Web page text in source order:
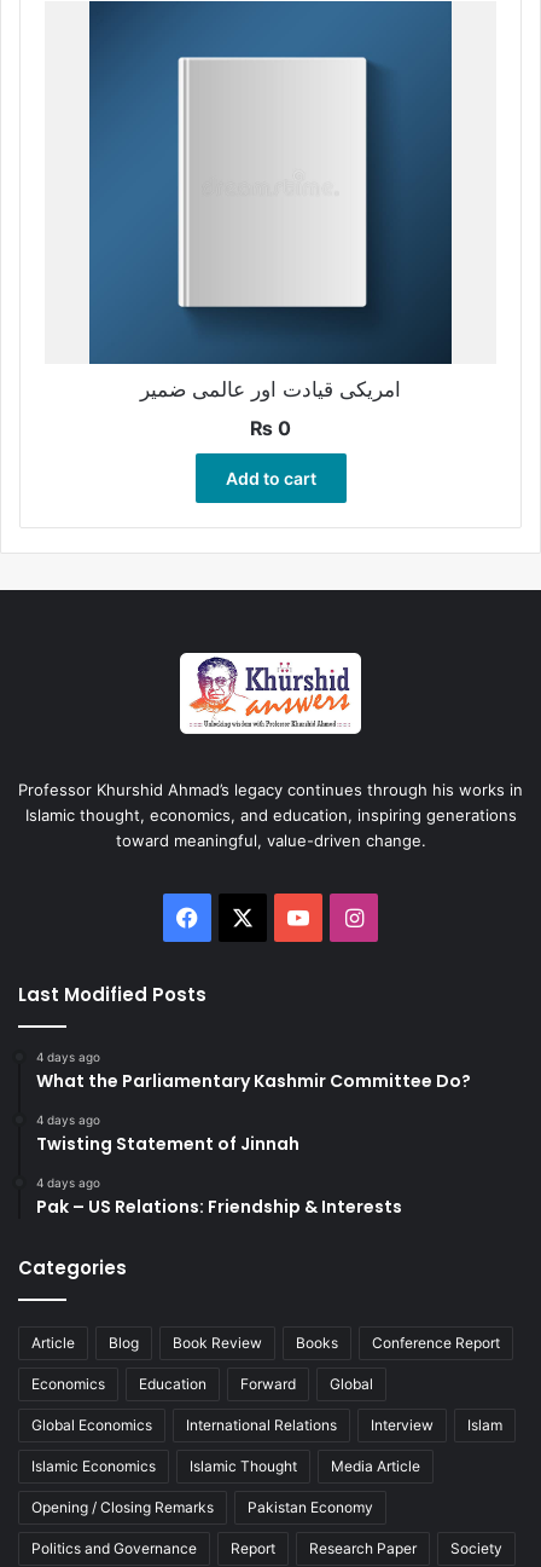
امریکی قیادت اور عالمی ضمیر
₨ 0
Add to cart
Professor Khurshid Ahmad’s legacy continues through his works in
Islamic thought, economics, and education, inspiring generations
toward meaningful, value-driven change.
Facebook YouTubeInstagram
Last Modified Posts
4 days ago
What the Parliamentary Kashmir Committee Do?
4 days ago
Twisting Statement of Jinnah
4 days ago
Pak – US Relations: Friendship & Interests
Categories
Article Blog Book Review Books Conference Report
Economics Education Forward Global
Global Economics International Relations Interview Islam
Islamic Economics Islamic Thought Media Article
Opening / Closing Remarks Pakistan Economy
Politics and Governance Report Research Paper Society